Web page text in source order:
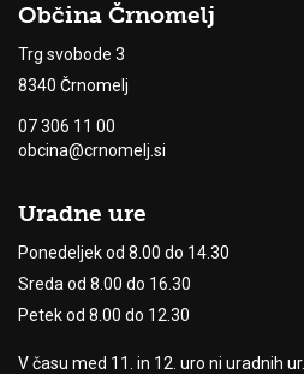
Občina Črnomelj
Trg svobode 3
8340 Črnomelj
07 306 11 00
obcina@crnomelj.si
Uradne ure
Ponedeljek od 8.00 do 14.30
Sreda od 8.00 do 16.30
Petek od 8.00 do 12.30
V času med 11. in 12. uro ni uradnih ur.